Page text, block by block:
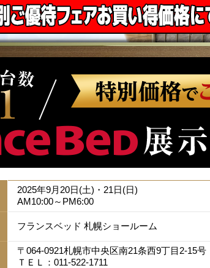
2025年9月20日(土)・21日(日)
AM10:00～PM6:00
フランスベッド 札幌ショールーム
〒064-0921札幌市中央区南21条西9丁目2-15
ＴＥＬ：011-522-1711